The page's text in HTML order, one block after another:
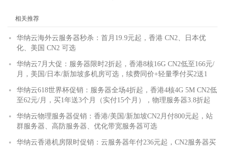
相关推荐
华纳云海外云服务器秒杀：首月19.9元起，香港 CN2、日本优
化、美国 CN2 可选
华纳云7月大促：服务器限时2折起，香港8核16G CN2低至166元/
月，美国/日本/新加坡多机房可选，续费同价+轻量季付买2送1
华纳云618世界杯促销：服务器全场4折起，香港4核4G 5M CN2低
至62元/月，买1年送3个月（实付15个月），物理服务器3.8折起
华纳云物理服务器促销：香港/美国/新加坡CN2月付800元起，站
群服务器、高防服务器、优化带宽服务器可选
华纳云香港机房限时促销：云服务器年付236元起，CN2服务器买